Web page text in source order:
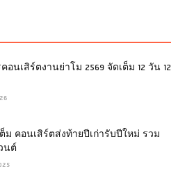
อนเสิร์ตงานย่าโม 2569 จัดเต็ม 12 วัน 12
ม คอนเสิร์ตส่งท้ายปีเก่ารับปีใหม่ รวม
นต์